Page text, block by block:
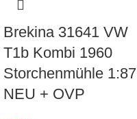
Brekina 31641 VW
T1b Kombi 1960
Storchenmühle 1:87
NEU + OVP